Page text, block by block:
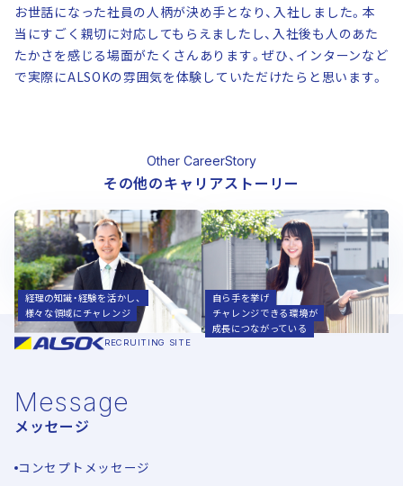
お世話になった社員の人柄が決め手となり、入社しました。本
当にすごく親切に対応してもらえましたし、入社後も人のあた
たかさを感じる場面がたくさんあります。ぜひ、インターンなど
で実際にALSOKの雰囲気を体験していただけたらと思います。
Other CareerStory
その他のキャリアストーリー
経理の知識・経験を活かし、
様々な領域にチャレンジ
白石 知宏
経営企画部
早稲田大学大学院
2012年入社 (経理)
自ら手を挙げ
チャレンジできる環境が
成長につながっている
藤井 かほり
営業統括部
金城学院大学
2014年入社 (営業)
RECRUITING SITE
Message
メッセージ
コンセプトメッセージ